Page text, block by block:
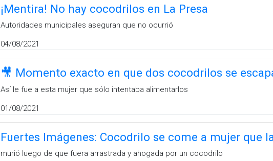
¡Mentira! No hay cocodrilos en La Presa
Autoridades municipales aseguran que no ocurrió
04/08/2021
🎥 Momento exacto en que dos cocodrilos se
Así le fue a esta mujer que sólo intentaba alimentarlos
01/08/2021
Fuertes Imágenes: Cocodrilo se come a mujer que
murió luego de que fuera arrastrada y ahogada por un cocodrilo